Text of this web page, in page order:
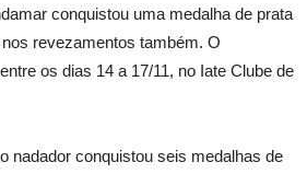
conquistou uma medalha de prata
revezamentos também. O
os dias 14 a 17/11, no Iate Clube de
nadador conquistou seis medalhas de